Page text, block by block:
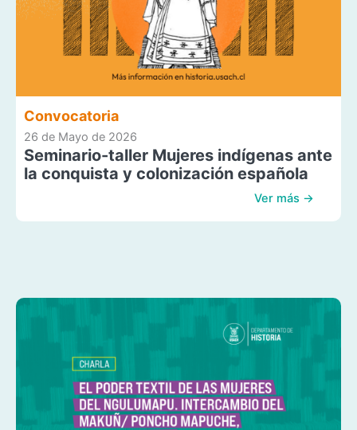
Convocatoria
26 de Mayo de 2026
Seminario-taller Mujeres indígenas ante
la conquista y colonización española
Ver más →